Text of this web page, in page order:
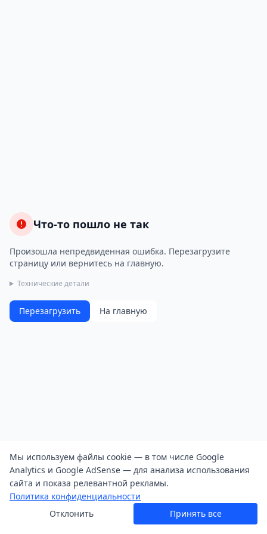
Что-то пошло не так
Произошла непредвиденная ошибка. Перезагрузите
страницу или вернитесь на главную.
Технические детали
Перезагрузить На главную
Мы используем файлы cookie — в том числе Google
Analytics и Google AdSense — для анализа использования
сайта и показа релевантной рекламы.
Политика конфиденциальности
Отклонить
Принять все